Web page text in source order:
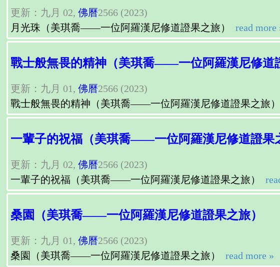
更新：九月 02, 佛曆2566 (2023)
月光珠（美琪喬——一位阿羅漢尼修道證果之旅）
read more
戰士般無畏的精神（美琪喬——一位阿羅漢尼修道
更新：九月 01, 佛曆2566 (2023)
戰士般無畏的精神（美琪喬——一位阿羅漢尼修道證果之旅）
一輩子的祝福（美琪喬——一位阿羅漢尼修道證果
更新：九月 02, 佛曆2566 (2023)
一輩子的祝福（美琪喬——一位阿羅漢尼修道證果之旅）
桑園（美琪喬——一位阿羅漢尼修道證果之旅）
更新：九月 01, 佛曆2566 (2023)
桑園（美琪喬——一位阿羅漢尼修道證果之旅）
read more »